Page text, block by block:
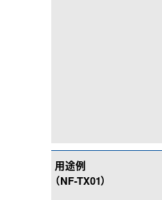
用途例
（NF-TX01）